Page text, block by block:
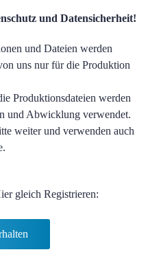
und Datensicherheit!
und Dateien werden
uns nur für die Produktion
Produktionsdateien werden
und Abwicklung verwendet.
weiter und verwenden auch
gleich Registrieren: